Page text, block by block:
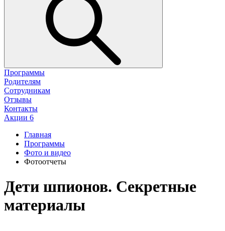
Программы
Родителям
Сотрудникам
Отзывы
Контакты
Акции 6
Главная
Программы
Фото и видео
Фотоотчеты
Дети шпионов. Секретные
материалы